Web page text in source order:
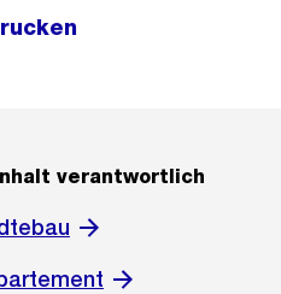
verantwortlich